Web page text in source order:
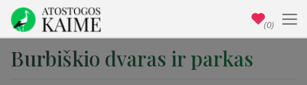
Burbiškio dvaras ir parkas
(0)